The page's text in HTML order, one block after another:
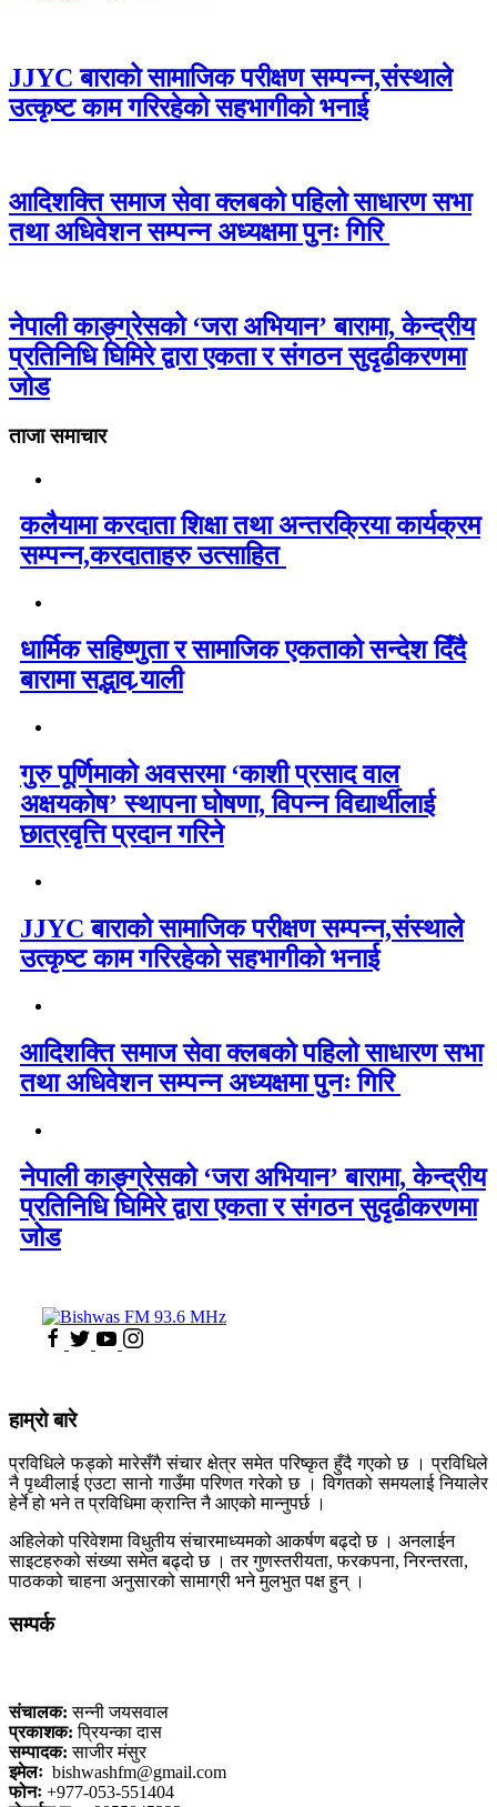
JJYC बाराको सामाजिक परीक्षण सम्पन्न,संस्थाले
उत्कृष्ट काम गरिरहेको सहभागीको भनाई
आदिशक्ति समाज सेवा क्लबको पहिलो साधारण सभा
तथा अधिवेशन सम्पन्न अध्यक्षमा पुनः गिरि
नेपाली काङ्ग्रेसको ‘जरा अभियान’ बारामा, केन्द्रीय
प्रतिनिधि घिमिरे द्वारा एकता र संगठन सुदृढीकरणमा
जोड
ताजा समाचार
कलैयामा करदाता शिक्षा तथा अन्तरक्रिया कार्यक्रम
सम्पन्न,करदाताहरु उत्साहित
धार्मिक सहिष्णुता र सामाजिक एकताको सन्देश दिँदै
बारामा सद्भाव र्‍याली
गुरु पूर्णिमाको अवसरमा ‘काशी प्रसाद वाल
अक्षयकोष’ स्थापना घोषणा, विपन्न विद्यार्थीलाई
छात्रवृत्ति प्रदान गरिने
JJYC बाराको सामाजिक परीक्षण सम्पन्न,संस्थाले
उत्कृष्ट काम गरिरहेको सहभागीको भनाई
आदिशक्ति समाज सेवा क्लबको पहिलो साधारण सभा
तथा अधिवेशन सम्पन्न अध्यक्षमा पुनः गिरि
नेपाली काङ्ग्रेसको ‘जरा अभियान’ बारामा, केन्द्रीय
प्रतिनिधि घिमिरे द्वारा एकता र संगठन सुदृढीकरणमा
जोड
हाम्रो बारे
प्रविधिले फड्को मारेसँगै संचार क्षेत्र समेत परिष्कृत हुँदै गएको छ । प्रविधिले
नै पृथ्वीलाई एउटा सानो गाउँमा परिणत गरेको छ । विगतको समयलाई नियालेर
हेर्ने हो भने त प्रविधिमा क्रान्ति नै आएको मान्नुपर्छ ।
अहिलेको परिवेशमा विधुतीय संचारमाध्यमको आकर्षण बढ्दो छ । अनलाईन
साइटहरुको संख्या समेत बढ्दो छ । तर गुणस्तरीयता, फरकपना, निरन्तरता,
पाठकको चाहना अनुसारको सामाग्री भने मुलभुत पक्ष हुन् ।
सम्पर्क
संचालक: सन्नी जयसवाल
प्रकाशक: प्रियन्का दास
सम्पादक: साजीर मंसुर
इमेलः bishwashfm@gmail.com
फोनः +977-053-551404